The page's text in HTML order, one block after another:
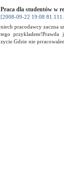
Praca dla studentów w
[2008-09-22 19:08
niech pracodawcy zaczna
tego
zycie.Gdzie nie